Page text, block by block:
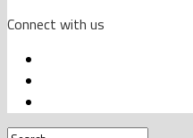
Connect with us